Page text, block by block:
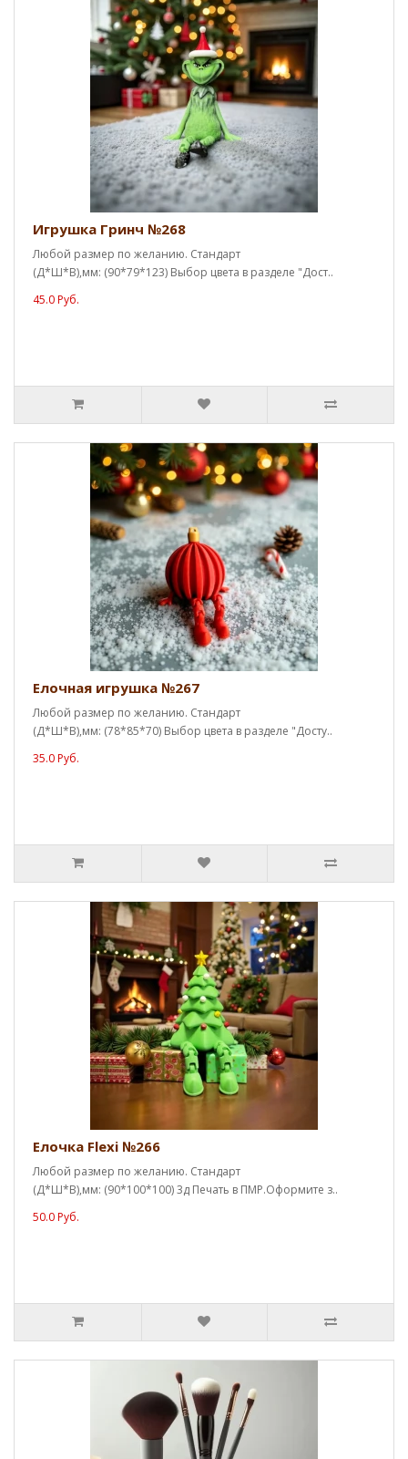
Игрушка Гринч №268
Любой размер по желанию. Стандарт
(Д*Ш*В),мм: (90*79*123) Выбор цвета в разделе "Дост..
45.0 Руб.
Елочная игрушка №267
Любой размер по желанию. Стандарт
(Д*Ш*В),мм: (78*85*70) Выбор цвета в разделе "Досту..
35.0 Руб.
Елочка Flexi №266
Любой размер по желанию. Стандарт
(Д*Ш*В),мм: (90*100*100) 3д Печать в ПМР.Оформите з..
50.0 Руб.